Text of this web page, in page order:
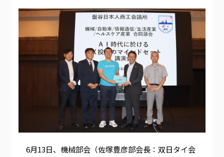
6月13日、機械部会（佐塚豊彦部会長：双日タイ会